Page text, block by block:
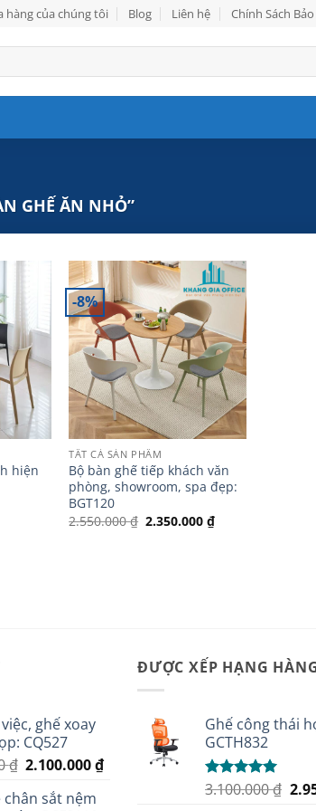
hàng của chúng tôi Blog Liên hệ Chính Sách
GHẾ ĂN NHỎ”
hiện
-8%
TẤT CẢ SẢN PHẨM
Bộ bàn ghế tiếp khách văn
phòng, showroom, spa đẹp:
BGT120
2.550.000₫ Giá
2.350.000₫Giá
ghế xoay
CQ527
₫ Giá
là:
2.100.000₫Giá
chân sắt nệm
ĐƯỢC XẾP HẠNG
Ghế công thái
GCTH832
Được xếp
3.100.000₫ Giá